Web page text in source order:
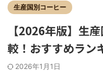
生産国別コーヒー
【2026年版】生
較！おすすめラン
2026年1月1日